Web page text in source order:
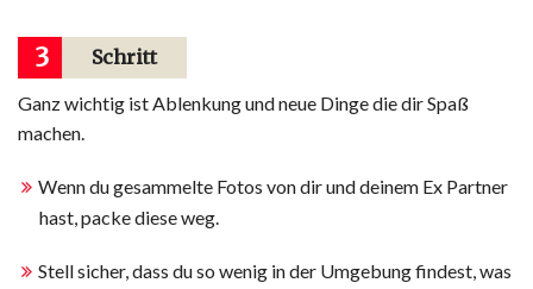
3 Schritt
Ganz wichtig ist Ablenkung und neue Dinge die dir Spaß
machen.
Wenn du gesammelte Fotos von dir und deinem Ex Partner
hast, packe diese weg.
Stell sicher, dass du so wenig in der Umgebung findest, was